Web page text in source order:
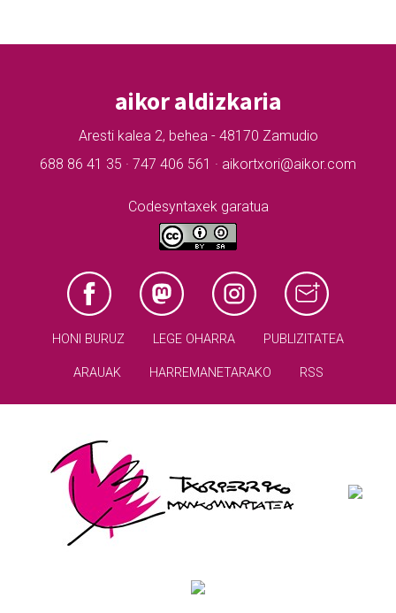
aikor aldizkaria
Aresti kalea 2, behea - 48170 Zamudio
688 86 41 35 · 747 406 561 · aikortxori@aikor.com
Codesyntaxek garatua
HONI BURUZ LEGE OHARRA PUBLIZITATEA
ARAUAK HARREMANETARAKO RSS